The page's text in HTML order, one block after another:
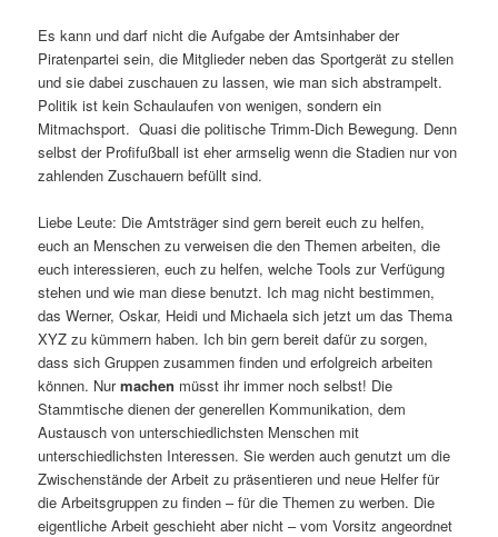
Es kann und darf nicht die Aufgabe der Amtsinhaber der
Piratenpartei sein, die Mitglieder neben das Sportgerät zu stellen
und sie dabei zuschauen zu lassen, wie man sich abstrampelt.
Politik ist kein Schaulaufen von wenigen, sondern ein
Mitmachsport. Quasi die politische Trimm-Dich Bewegung. Denn
selbst der Profifußball ist eher armselig wenn die Stadien nur von
zahlenden Zuschauern befüllt sind.
Liebe Leute: Die Amtsträger sind gern bereit euch zu helfen,
euch an Menschen zu verweisen die den Themen arbeiten, die
euch interessieren, euch zu helfen, welche Tools zur Verfügung
stehen und wie man diese benutzt. Ich mag nicht bestimmen,
das Werner, Oskar, Heidi und Michaela sich jetzt um das Thema
XYZ zu kümmern haben. Ich bin gern bereit dafür zu sorgen,
dass sich Gruppen zusammen finden und erfolgreich arbeiten
können. Nurmachen müsst ihr immer noch selbst! Die
Stammtische dienen der generellen Kommunikation, dem
Austausch von unterschiedlichsten Menschen mit
unterschiedlichsten Interessen. Sie werden auch genutzt um die
Zwischenstände der Arbeit zu präsentieren und neue Helfer für
die Arbeitsgruppen zu finden – für die Themen zu werben. Die
eigentliche Arbeit geschieht aber nicht – vom Vorsitz angeordnet